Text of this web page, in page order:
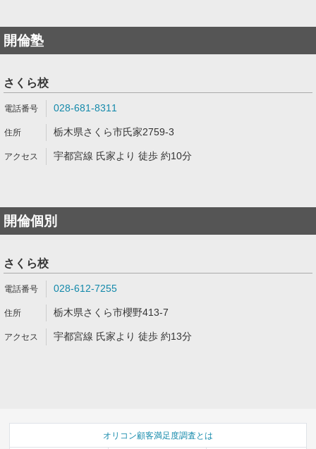
開倫塾
さくら校
028-681-8311
栃木県さくら市氏家2759-3
宇都宮線 氏家より 徒歩 約10分
開倫個別
さくら校
028-612-7255
栃木県さくら市櫻野413-7
宇都宮線 氏家より 徒歩 約13分
オリコン顧客満足度調査とは